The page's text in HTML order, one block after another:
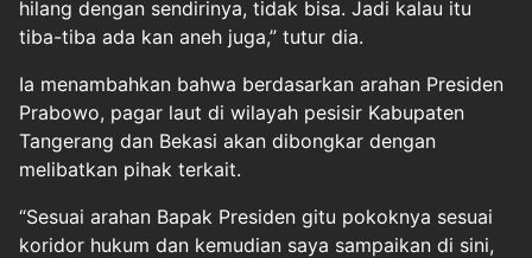
hilang dengan sendirinya, tidak bisa. Jadi kalau itu
tiba-tiba ada kan aneh juga,” tutur dia.
Ia menambahkan bahwa berdasarkan arahan Presiden
Prabowo, pagar laut di wilayah pesisir Kabupaten
Tangerang dan Bekasi akan dibongkar dengan
melibatkan pihak terkait.
“Sesuai arahan Bapak Presiden gitu pokoknya sesuai
koridor hukum dan kemudian saya sampaikan di sini,